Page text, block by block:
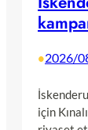
•2026/
için